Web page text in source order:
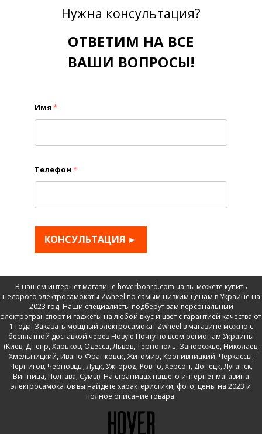
Нужна консультация?
ОТВЕТИМ НА ВСЕ
ВАШИ ВОПРОСЫ!
Имя *
Телефон *
КОНСУЛЬТАЦИЯ ►
В нашем интернет магазине hoverboard.com.ua вы можете купить
недорого электросамокаты Zwheel по самым низким ценам в Украине на
2023 год. Наши специалисты подберут вам персональный
электротранспорт и гаджеты на любой вкус и цвет с гарантией качества от
1 года. Заказать мощный электросамокат Zwheel в магазине можно с
бесплатной доставкой через Новую Почту по всем регионам Украины
(Киев, Днепр, Харьков, Одесса, Львов, Тернополь, Запорожье, Николаев,
Хмельницкий, Ивано-Франковск, Житомир, Кропивницкий, Черкассы,
Чернигов, Черновцы, Луцк, Ужгород, Ровно, Херсон, Донецк, Луганск,
Винница, Полтава, Сумы). На страницах нашего интернет магазина
электросамокатов вы найдете характеристики, фото, цены на 2023 и
полное описание товара.